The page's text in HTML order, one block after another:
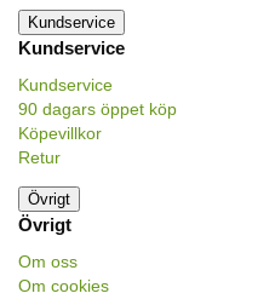
Kundservice
Kundservice
Kundservice
90 dagars öppet köp
Köpevillkor
Retur
Övrigt
Övrigt
Om oss
Om cookies